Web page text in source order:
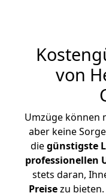
von
Umzüge können
aber keine
diegünstigste
professionellen
stets daran,
Preisezu